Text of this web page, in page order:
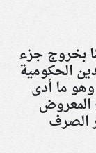
بخروج جزء
الحكومية
ما أدى
المعروض
الصرف